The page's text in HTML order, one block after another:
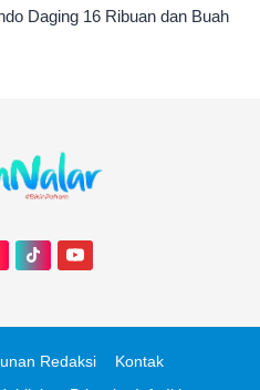
Daging 16 Ribuan dan Buah
Redaksi
Kontak